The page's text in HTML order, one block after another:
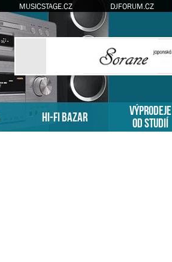
MUSICSTAGE.CZ DJFORUM.CZ
HI-FI BAZAR
VÝPRODEJE
OD STUDIÍ